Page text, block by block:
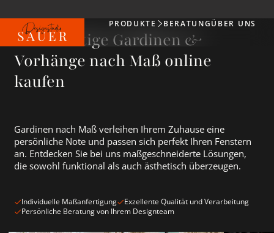
Produkte
PRODUKTE BERATUNGÜBER UNS
Hochwertige Gardinen &
Vorhänge nach Maß online
kaufen
Gardinen nach Maß verleihen Ihrem Zuhause eine
persönliche Note und passen sich perfekt Ihren Fenstern
an. Entdecken Sie bei uns maßgeschneiderte Lösungen,
die sowohl funktional als auch ästhetisch überzeugen.
Individuelle Maßanfertigung
Exzellente Qualität und Verarbeitung
Persönliche Beratung von Ihrem Designteam